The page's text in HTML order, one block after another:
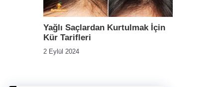
Yağlı Saçlardan Kurtulmak İçin
Kür Tarifleri
2 Eylül 2024